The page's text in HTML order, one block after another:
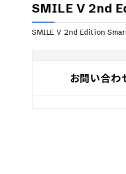
SMILE V 2nd
SMILE V 2nd Edition
お問い合わ